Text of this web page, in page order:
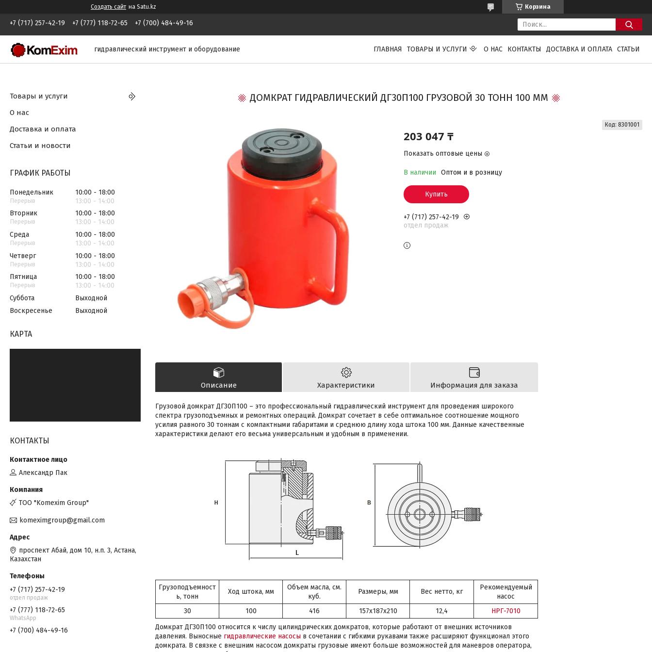
Создать сайт на Satu.kz Корзина
+7 (717) 257-42-19 +7 (777) 118-72-65 +7 (700) 484-49-16
гидравлический инструмент и оборудование ГЛАВНАЯ ТОВАРЫ И УСЛУГИ О НАС КОНТАКТЫ ДОСТАВКА И ОПЛАТА СТАТЬИ
ДОМКРАТ ГИДРАВЛИЧЕСКИЙ ДГ30П100 ГРУЗОВОЙ 30 ТОНН 100 ММ
203 047 ₸
Показать оптовые цены
В наличии Оптом и в розницу
Код: 8301001
Купить
+7 (717) 257-42-19
отдел продаж
Описание Характеристики Информация для заказа
Грузовой домкрат ДГ30П100 – это профессиональный гидравлический инструмент для проведения широкого
спектра грузоподъемных и ремонтных операций. Домкрат сочетает в себе оптимальное соотношение мощного
усилия равного 30 тоннам с компактными габаритами и среднюю длину хода штока 100 мм. Данные качественные
характеристики делают его весьма универсальным и удобным в применении.
Грузоподъемност
ь, тонн
Ход штока, мм
Объем масла, см.
куб.
Размеры, мм Вес нетто, кг
Рекомендуемый
насос
30
100 416 157x187x210 12,4
НРГ-7010
Домкрат ДГ30П100 относится к числу цилиндрических домкратов, которые работают от внешних источников
давления. Выносные гидравлические насосы в сочетании с гибкими рукавами также расширяют функционал этого
домкрата. В связке с внешним насосом домкраты грузовые имеют больше возможностей для маневров оператора,
Товары и услуги
О нас
Доставка и оплата
Статьи и новости
ГРАФИК РАБОТЫ
Понедельник 10:00
18:00
13:00
14:00
Вторник
10:00
18:00
13:00
14:00
Среда
10:00
18:00
13:00
14:00
Четверг
10:00
18:00
13:00
14:00
Пятница
10:00
18:00
13:00
14:00
Суббота
Выходной
Воскресенье
Выходной
КАРТА
КОНТАКТЫ
Александр Пак
TOO "Komexim Group"
komeximgroup@gmail.com
проспект Абай, дом 10, н.п. 3, Астана,
Казахстан
+7 (717) 257-42-19
отдел продаж
+7 (777) 118-72-65
WhatsApp
+7 (700) 484-49-16